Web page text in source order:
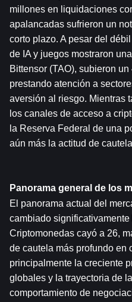
millones en liquidaciones
apalancadas sufrieron un
corto plazo. A pesar del
de IA y juegos mostraron
Bittensor (TAO), subieron
prestando atención a
aversión al riesgo. Mientras
los canales de acceso a
la Reserva Federal de una
aún más la actitud de
Panorama general de los
El panorama actual del
cambiado
Criptomonedas cayó a 26,
de cautela más profundo en
principalmente la creciente
globales y la trayectoria de
comportamiento de